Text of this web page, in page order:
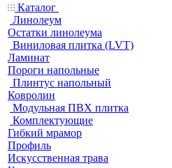
Каталог
Линолеум
Остатки линолеума
Виниловая плитка (LVT)
Ламинат
Пороги напольные
Плинтус напольный
Ковролин
Модульная ПВХ плитка
Комплектующие
Гибкий мрамор
Профиль
Искусственная трава